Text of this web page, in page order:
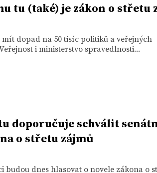
tu (také) je zákon o střetu
dopad na 50 tisíc politiků a veřejných
i ministerstvo spravedlnosti...
doporučuje schválit
o střetu zájmů
budou dnes hlasovat o novele zákona o